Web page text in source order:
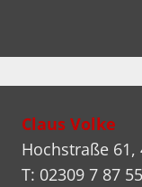
Claus Volke
Hochstraße 61,
T: 02309 7 87